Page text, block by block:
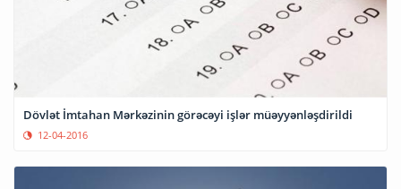
Dövlət İmtahan Mərkəzinin görəcəyi işlər müəyyənləşdirildi
12-04-2016